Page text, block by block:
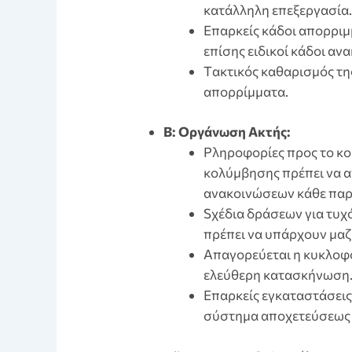
κατάλληλη επεξεργασία.
Eπαρκείς κάδοι
επίσης ειδικοί κάδοι
Tακτικός καθαρισμός
απορρίμματα.
B: Οργάνωση Ακτής:
Pληροφορίες προς το
κολύμβησης πρέπει να
ανακοινώσεων κάθε
Sχέδια δράσεων για
πρέπει να υπάρχουν
Aπαγορεύεται η
ελεύθερη κατασκήνωση.
Eπαρκείς
σύστημα αποχετεύσεως